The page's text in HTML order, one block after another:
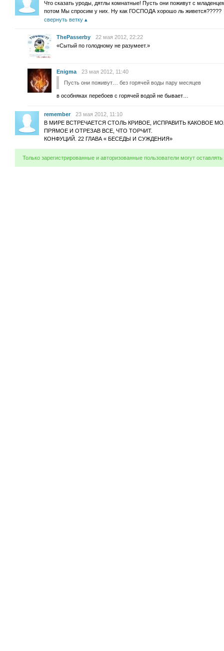
Что сказать уроды, дятлы комнатные! Пусть они поживут с
потом Мы спросим у них. Ну как ГОСПОДА хорошо ль живется?????
свернуть ветку
ThePasserby
22 мая 2012, 22:22
«Сытый по голодному не разумеет.»
Enigma
23 мая 2012, 11:40
Пусть они поживут… без горячей воды пару месяцев
в особняках перебоев с горячей водой не бывает…
remember
23 мая 2012, 11:10
В МИРЕ ВСТРЕЧАЕТСЯ СТОЛЬ КРИВОЕ, ИСПРАВИТЬ КАКОВОЕ
ПРЯМОЕ И ОТРЕЗАВ ВСЕ, ЧТО ТОРЧИТ.
КОНФУЦИЙ. 22 ГЛАВА « БЕСЕДЫ И СУЖДЕНИЯ»
Только зарегистрированные и авторизованные пользователи могут